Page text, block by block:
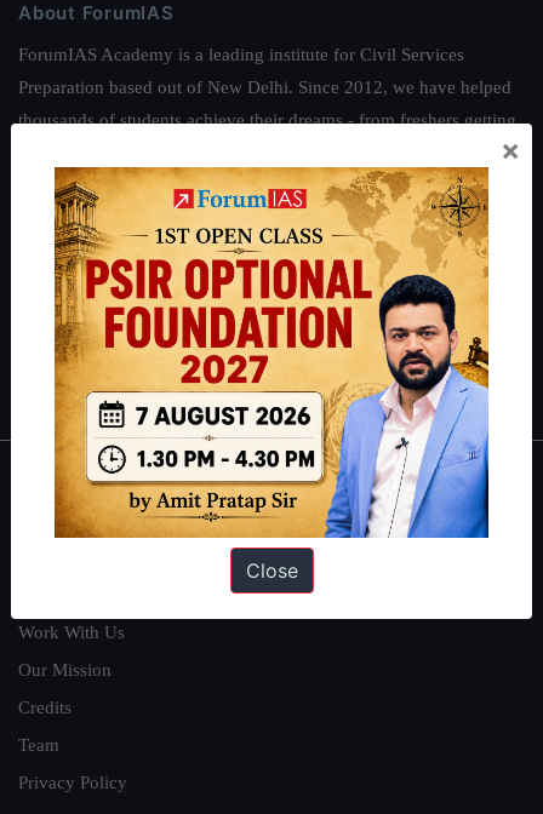
About ForumIAS
ForumIAS Academy is a leading institute for Civil Services
Preparation based out of New Delhi. Since 2012, we have helped
thousands of students achieve their dreams - from freshers getting
IAS in their first attempt to candidates for rank improvement. Our
students have secured IAS AIR 1 4 times in the past 6 years. You
can read about our toppers
and read about our philosophy
.
Guides by ForumIAS
Polity|Environment | Economy | IFoS Preparation Guide|
Crack
IAS in first Attempt
Interview Preparation Guide
About
Work With Us
Our Mission
Credits
Team
Privacy Policy
×
Close